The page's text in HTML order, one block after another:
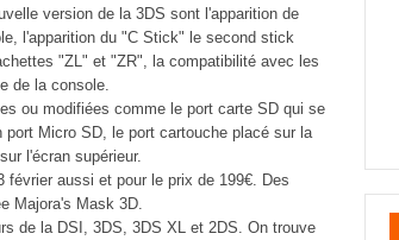
version de la 3DS sont l'apparition de
l'apparition du "C Stick" le second stick
"ZL" et "ZR", la compatibilité avec les
de la console.
ou modifiées comme le port carte SD qui se
Micro SD, le port cartouche placé sur la
l'écran supérieur.
aussi et pour le prix de 199€. Des
Majora's Mask 3D.
de la DSI, 3DS, 3DS XL et 2DS. On trouve